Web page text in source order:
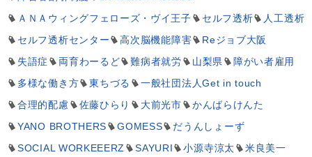
ＡＮＡウィングフェローズ・ヴイ王子
セルフ透析
人工透析
セルフ透析センター
高次脳機能障害
Reジョブ大阪
失語症
両育わーるど 難病者就労 山梨県
障がい者雇用
多様な働き方
東ちづる
一般社団法人Get in touch
合理的配慮
佐藤ひらり 大前光市
かんばらけんた
YANO BROTHERS
GOMESS
だうんしょーず
SOCIAL WORKEEERZ
SAYURI 小源寺涼太
米良美一